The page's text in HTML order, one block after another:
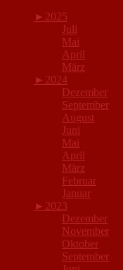
► 2025
Juli
Mai
April
März
► 2024
Dezember
September
August
Juni
Mai
April
März
Februar
Januar
► 2023
Dezember
November
Oktober
September